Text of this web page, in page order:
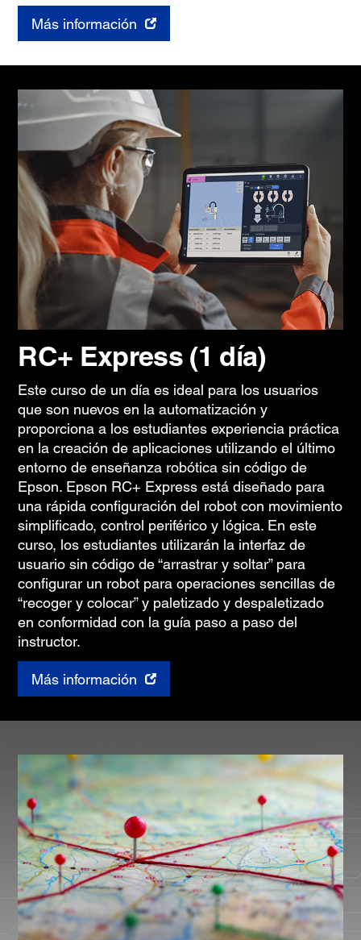
Más información
RC+ Express (1 día)
Este curso de un día es ideal para los usuarios
que son nuevos en la automatización y
proporciona a los estudiantes experiencia práctica
en la creación de aplicaciones utilizando el último
entorno de enseñanza robótica sin código de
Epson. Epson RC+ Express está diseñado para
una rápida configuración del robot con movimiento
simplificado, control periférico y lógica. En este
curso, los estudiantes utilizarán la interfaz de
usuario sin código de “arrastrar y soltar” para
configurar un robot para operaciones sencillas de
“recoger y colocar” y paletizado y despaletizado
en conformidad con la guía paso a paso del
instructor.
Más información